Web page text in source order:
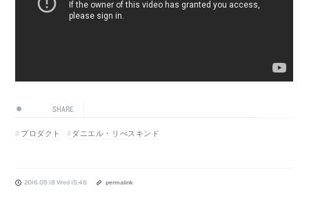
SHARE
プロダクト ダニエル・リべスキンド
2016.05.18 Wed 15:46 permalink